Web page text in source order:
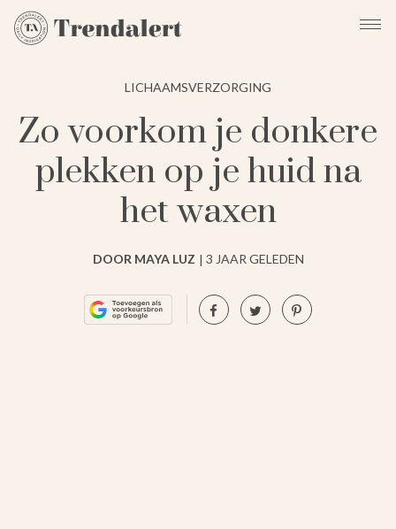
LICHAAMSVERZORGING
Zo voorkom je donkere
plekken op je huid na
het waxen
DOOR MAYA LUZ 3 JAAR GELEDEN